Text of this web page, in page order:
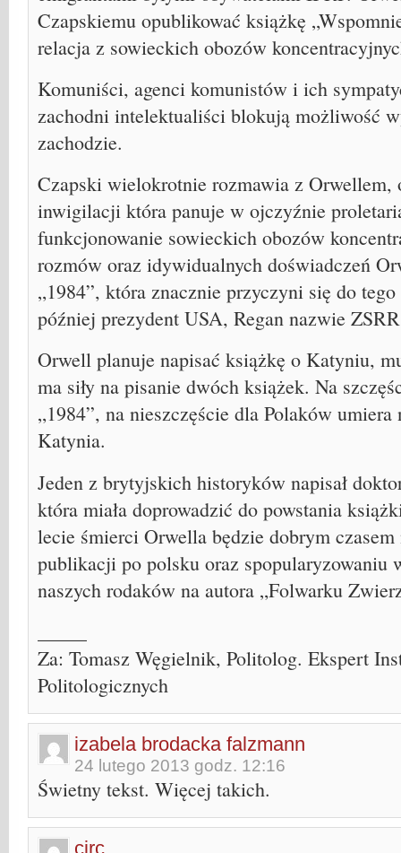
Czapskiemu opublikować książkę
relacja z sowieckich obozów
Komuniści, agenci komunistów i ich
zachodni intelektualiści blokują możliwość
zachodzie.
Czapski wielokrotnie rozmawia z Orwellem,
inwigilacji która panuje w ojczyźnie
funkcjonowanie sowieckich obozów
rozmów oraz idywidualnych doświadczeń
„1984”, która znacznie przyczyni się do
później prezydent USA, Regan nazwie
Orwell planuje napisać książkę o Katyniu,
ma siły na pisanie dwóch książek. Na
„1984”, na nieszczęście dla Polaków
Katynia.
Jeden z brytyjskich historyków napisał
która miała doprowadzić do powstania
lecie śmierci Orwella będzie dobrym
publikacji po polsku oraz spopularyzowaniu
naszych rodaków na autora „Folwarku
Za: Tomasz Węgielnik, Politolog. Ekspert
Politologicznych
izabela brodacka falzmann
24 lutego 2013 godz. 12:16
Świetny tekst. Więcej takich.
circ